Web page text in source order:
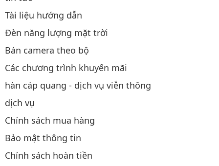
Tài liệu hướng dẫn
Đèn năng lượng mặt trời
Bán camera theo bộ
Các chương trình khuyến mãi
hàn cáp quang - dịch vụ viễn thông
dịch vụ
Chính sách mua hàng
Bảo mật thông tin
Chính sách hoàn tiền